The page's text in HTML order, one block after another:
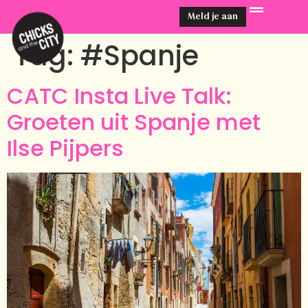
Meld je aan
Tag: #Spanje
CATC Insta Live Talk:
Groeten uit Spanje met
Ilse Pijpers